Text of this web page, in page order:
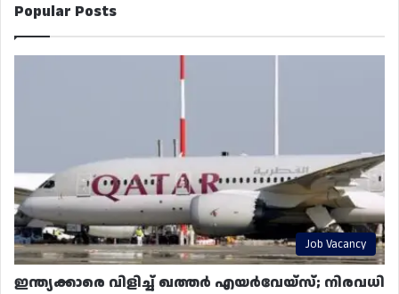
Popular Posts
Job Vacancy
ഇന്ത്യക്കാരെ വിളിച്ച് ഖത്തർ എയർവേയ്‌സ്; നിരവധി